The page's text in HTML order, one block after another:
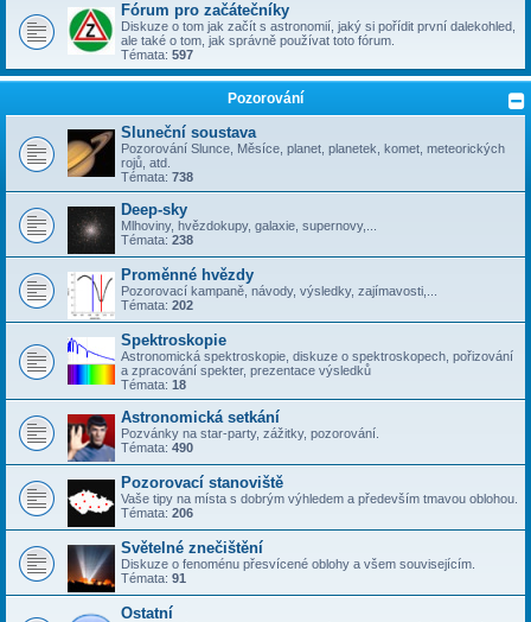
Fórum pro začátečníky
Diskuze o tom jak začít s astronomií, jaký si pořídit první dalekohled,
ale také o tom, jak správně používat toto fórum.
Témata: 597
Pozorování
Sluneční soustava
Pozorování Slunce, Měsíce, planet, planetek, komet, meteorických
rojů, atd.
Témata: 738
Deep-sky
Mlhoviny, hvězdokupy, galaxie, supernovy,...
Témata: 238
Proměnné hvězdy
Pozorovací kampaně, návody, výsledky, zajímavosti,...
Témata: 202
Spektroskopie
Astronomická spektroskopie, diskuze o spektroskopech, pořizování
a zpracování spekter, prezentace výsledků
Témata: 18
Astronomická setkání
Pozvánky na star-party, zážitky, pozorování.
Témata: 490
Pozorovací stanoviště
Vaše tipy na místa s dobrým výhledem a především tmavou oblohou.
Témata: 206
Světelné znečištění
Diskuze o fenoménu přesvícené oblohy a všem souvisejícím.
Témata: 91
Ostatní